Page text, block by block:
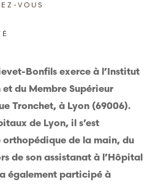
VOUS
Bonfils exerce à l’Institut
du Membre Supérieur
Tronchet, à Lyon (69006).
de Lyon, il s’est
de la main, du
de son assistanat à l’Hôpital
également participé à